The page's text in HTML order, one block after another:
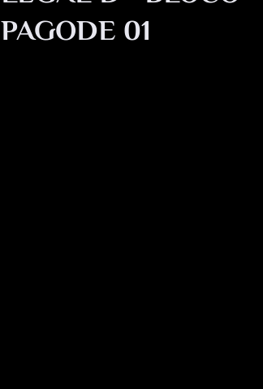
PAGODE 01